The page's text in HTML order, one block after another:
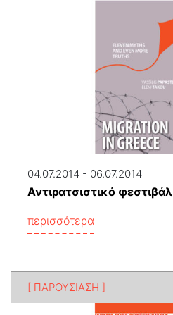
04.07.2014 - 06.07.2014
Αντιρατσιστικό φεστιβάλ
περισσότερα
[ ΠΑΡΟΥΣΙΑΣΗ ]